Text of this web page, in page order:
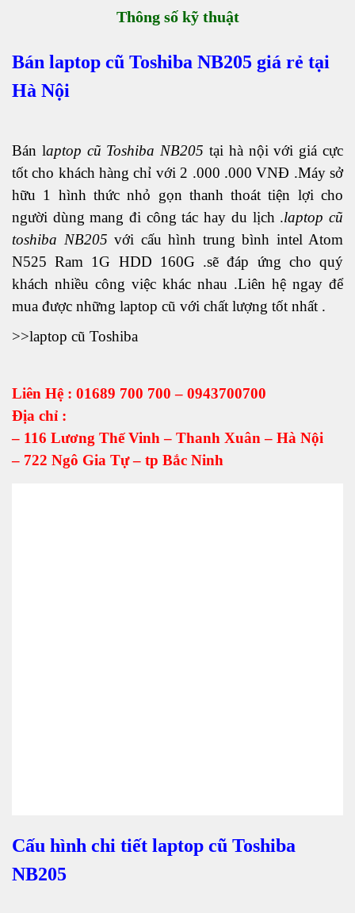
Thông số kỹ thuật
Bán laptop cũ Toshiba NB205 giá rẻ tại
Hà Nội
Bán laptop cũ Toshiba NB205 tại hà nội với giá cực
tốt cho khách hàng chỉ với 2 .000 .000 VNĐ .Máy sở
hữu 1 hình thức nhỏ gọn thanh thoát tiện lợi cho
người dùng mang đi công tác hay du lịch .laptop cũ
toshiba NB205 với cấu hình trung bình intel Atom
N525 Ram 1G HDD 160G .sẽ đáp ứng cho quý
khách nhiều công việc khác nhau .Liên hệ ngay để
mua được những laptop cũ với chất lượng tốt nhất .
>>laptop cũ Toshiba
Liên Hệ : 01689 700 700 – 0943700700
Địa chỉ :
– 116 Lương Thế Vinh – Thanh Xuân – Hà Nội
– 722 Ngô Gia Tự – tp Bắc Ninh
Cấu hình chi tiết laptop cũ Toshiba
NB205